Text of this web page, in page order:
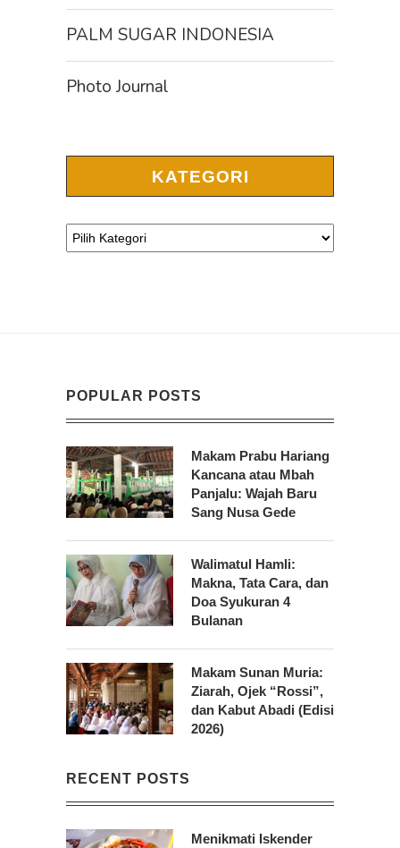
PALM SUGAR INDONESIA
Photo Journal
KATEGORI
POPULAR POSTS
Makam Prabu Hariang
Kancana atau Mbah
Panjalu: Wajah Baru
Sang Nusa Gede
Walimatul Hamli:
Makna, Tata Cara, dan
Doa Syukuran 4
Bulanan
Makam Sunan Muria:
Ziarah, Ojek “Rossi”,
dan Kabut Abadi (Edisi
2026)
RECENT POSTS
Menikmati Iskender